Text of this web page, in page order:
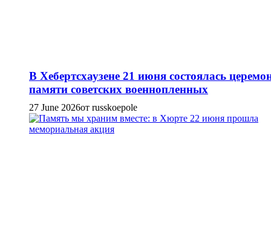
В Хебертсхаузене 21 июня состоялась
памяти советских военнопленных
27 June 2026от russkoepole